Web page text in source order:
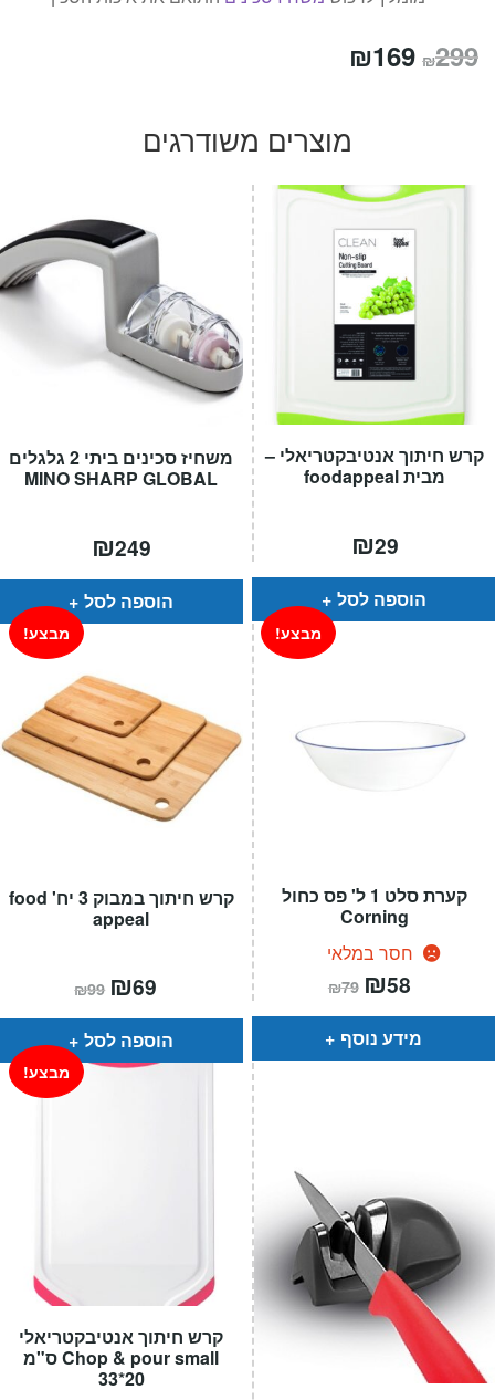
₪299 המחיר
₪169
הוא:
מוצרים משודרגים
משחיז סכינים ביתי 2 גלגלים
MINO SHARP GLOBAL
₪249
הוספה לסל
קרש חיתוך אנטיבקטריאלי –
מבית foodappeal
₪29
הוספה לסל
קרש חיתוך במבוק 3 יח' food
appeal
מבצע!
₪99 המחיר
המקורי
היה:
₪99.
₪69
הוא:
הוספה לסל
קערת סלט 1 ל' פס כחול
Corning
חסר במלאי
מבצע!
₪79 המחיר
המקורי
היה:
₪79.
₪58
הוא:
מידע נוסף
קרש חיתוך אנטיבקטריאלי
Chop & pour small ס"מ
20*33
מבצע!